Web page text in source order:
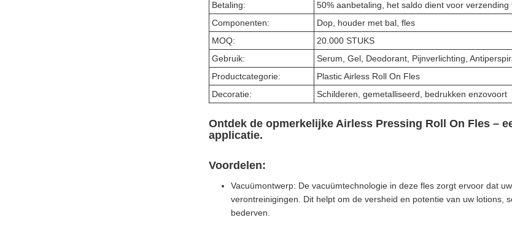
Betaling:
50% aanbetaling, het saldo dient voor verzending
Componenten:
Dop, houder met bal, fles
MOQ:
20.000 STUKS
Gebruik:
Serum, Gel, Deodorant, Pijnverlichting,
Productcategorie:
Plastic Airless Roll On Fles
Decoratie:
Schilderen, gemetalliseerd, bedrukken enzovoort
Ontdek de opmerkelijke Airless Pressing Roll On Fles –
applicatie.
Voordelen:
Vacuümontwerp: De vacuümtechnologie in deze fles zorgt ervoor dat
verontreinigingen. Dit helpt om de versheid en potentie van uw
bederven.